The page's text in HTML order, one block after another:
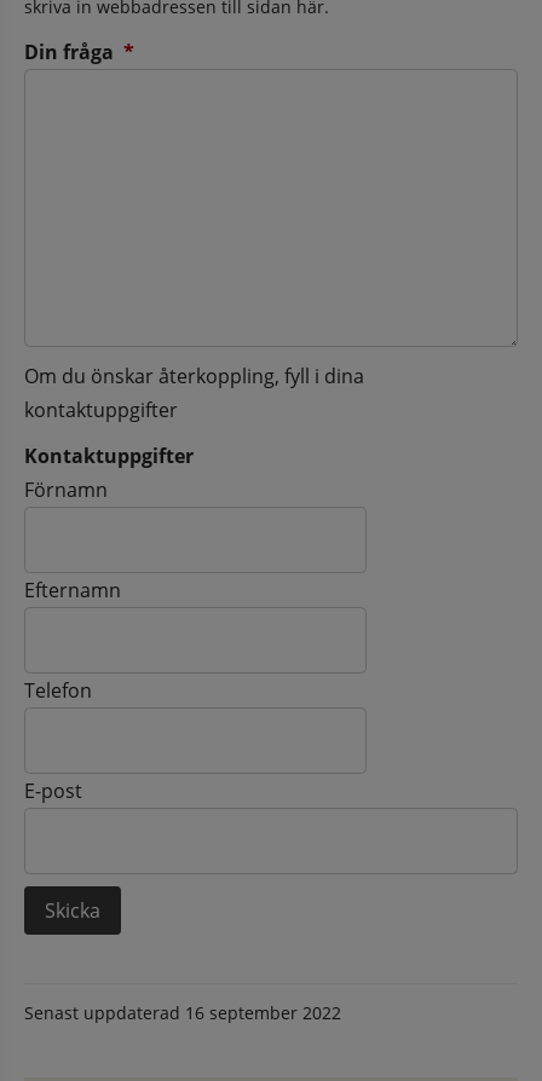
skriva in webbadressen till sidan här.
Din fråga *
Om du önskar återkoppling, fyll i dina
kontaktuppgifter
Kontaktuppgifter
Kontaktuppgifter
Förnamn
Efternamn
Telefon
E-post
Senast uppdaterad 16 september 2022